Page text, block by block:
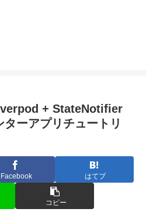
+ StateNotifier
ーアプリチュートリ
Facebook はてブ
コピー